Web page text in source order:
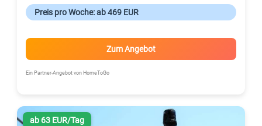
Preis pro Woche: ab 469 EUR
Zum Angebot
Ein Partner-Angebot von HomeToGo
ab 63 EUR/Tag